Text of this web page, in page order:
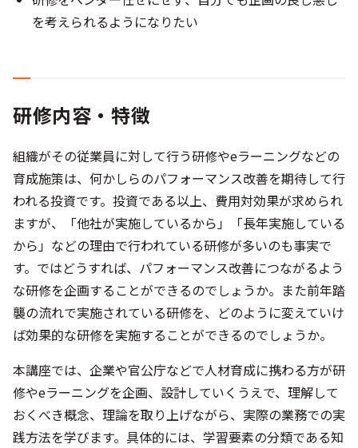
を考えられるようになりたい
研修内容・特徴
組織がその従業員に対して行う研修やeラーニングなどの
育成施策は、何かしらのパフォーマンス改善を期待して行
われる投資です。投資である以上、費用対効果が求められ
ますが、「他社が実施しているから」「長年実施している
から」などの理由で行われている研修が多いのも事実で
す。ではどうすれば、パフォーマンス改善につながるよう
な研修を企画することができるのでしょうか。また前年踏
襲の流れで実施されている研修を、どのように変えていけ
ば効果的な研修を実施することができるのでしょうか。
本講座では、企業や官公庁などで人材育成に携わる方が研
修やeラーニングを企画、設計していくうえで、理解して
おくべき概念、理論を取り上げながら、実際の業務での実
践方法を学びます。具体的には、学習要素の分類である知